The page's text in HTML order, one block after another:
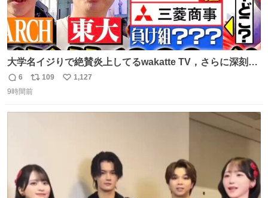
大学名イジりで絶賛炎上してるwakatte TV，さらに深刻な
問題はこっちでは？ ・都内の特定企業に入るのを極度に推
奨し，それ以外の地域で堅実に生きるのを周縁化する ・恋
化する ・院生が研究環境を求め他大学に移るのを批判する
返
信
6
リ
ポ
109
い
1,127
9時間前